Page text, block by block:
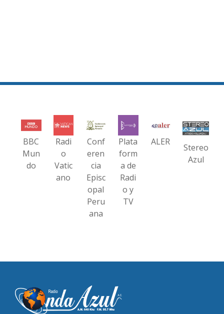
BBC
Mun
do
Radi
o
Vatic
ano
Conf
eren
cia
Episc
opal
Peru
ana
Plata
form
a de
Radi
o y
TV
ALER
Stereo
Azul